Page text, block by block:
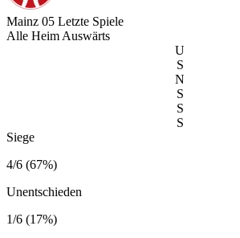
Mainz 05 Letzte Spiele
Alle Heim Auswärts
U
S
N
S
S
S
Siege
4/6 (67%)
Unentschieden
1/6 (17%)